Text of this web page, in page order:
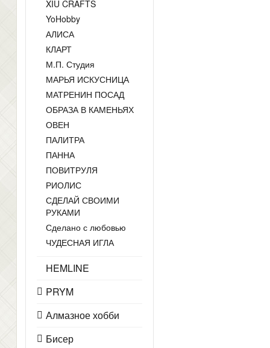
XIU CRAFTS
YoHobby
АЛИСА
КЛАРТ
М.П. Студия
МАРЬЯ ИСКУСНИЦА
МАТРЕНИН ПОСАД
ОБРАЗА В КАМЕНЬЯХ
ОВЕН
ПАЛИТРА
ПАННА
ПОВИТРУЛЯ
РИОЛИС
СДЕЛАЙ СВОИМИ
РУКАМИ
Сделано с любовью
ЧУДЕСНАЯ ИГЛА
HEMLINE
PRYM
Алмазное хобби
Бисер